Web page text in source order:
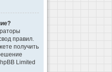
правил.
получить
Limited